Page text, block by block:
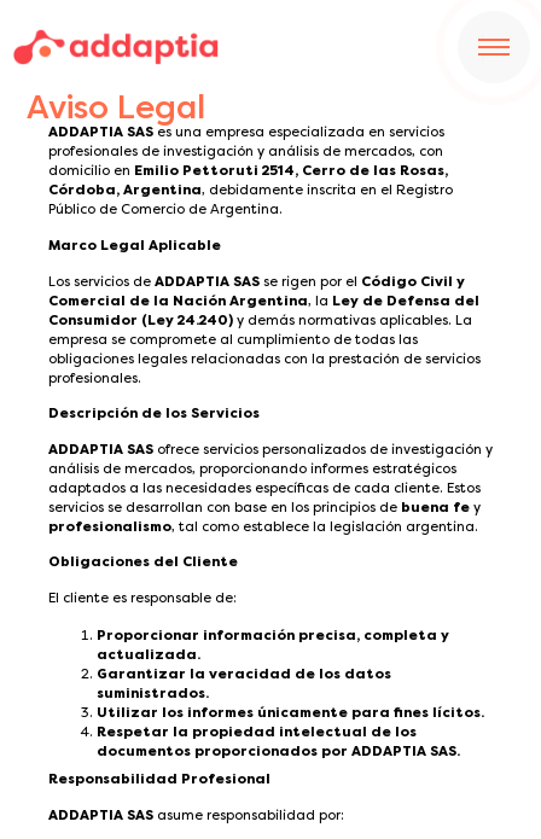
Aviso Legal
ADDAPTIA SAS es una empresa especializada en servicios
profesionales de investigación y análisis de mercados, con
domicilio en Emilio Pettoruti 2514, Cerro de las Rosas,
Córdoba, Argentina, debidamente inscrita en el Registro
Público de Comercio de Argentina.
Marco Legal Aplicable
Los servicios deADDAPTIA SAS se rigen por el Código Civil y
Comercial de la Nación Argentina, la Ley de Defensa del
Consumidor (Ley 24.240) y demás normativas aplicables. La
empresa se compromete al cumplimiento de todas las
obligaciones legales relacionadas con la prestación de servicios
profesionales.
Descripción de los Servicios
ADDAPTIA SAS ofrece servicios personalizados de investigación y
análisis de mercados, proporcionando informes estratégicos
adaptados a las necesidades específicas de cada cliente. Estos
servicios se desarrollan con base en los principios de buena fe y
profesionalismo, tal como establece la legislación argentina.
Obligaciones del Cliente
El cliente es responsable de:
Proporcionar información precisa, completa y
actualizada.
Garantizar la veracidad de los datos
suministrados.
Utilizar los informes únicamente para fines lícitos.
Respetar la propiedad intelectual de los
documentos proporcionados por ADDAPTIA SAS.
Responsabilidad Profesional
ADDAPTIA SAS asume responsabilidad por: